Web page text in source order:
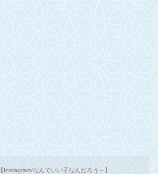
【Instagram/なんていい子なんだろう～】